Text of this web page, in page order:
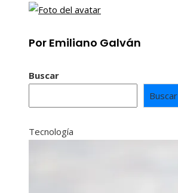
Por Emiliano Galván
Buscar
Buscar
Tecnología